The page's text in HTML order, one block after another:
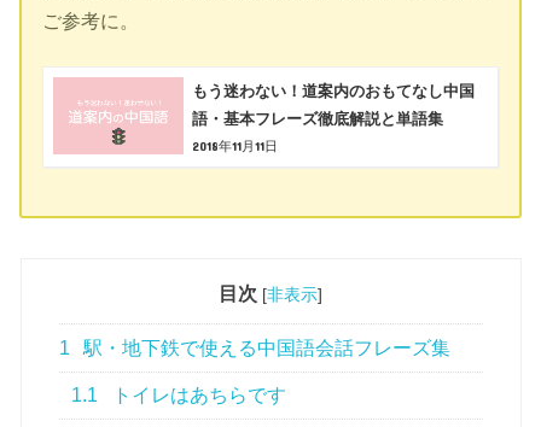
ご参考に。
もう迷わない！道案内のおもてなし中国
語・基本フレーズ徹底解説と単語集
2018年11月11日
目次 [非表示]
1 駅・地下鉄で使える中国語会話フレーズ集
1.1 トイレはあちらです